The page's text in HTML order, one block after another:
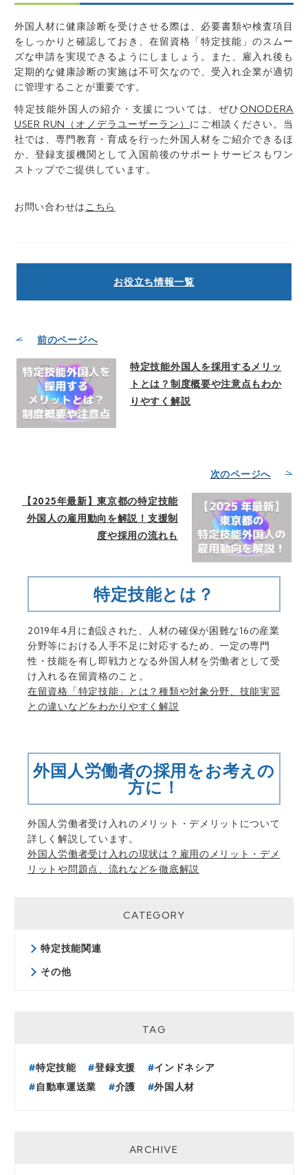
外国人材に健康診断を受けさせる際は、必要書類や検査項目
をしっかりと確認しておき、在留資格「特定技能」のスムー
ズな申請を実現できるようにしましょう。また、雇入れ後も
定期的な健康診断の実施は不可欠なので、受入れ企業が適切
に管理することが重要です。
特定技能外国人の紹介・支援については、ぜひONODERA
USER RUN（オノデラユーザーラン） にご相談ください。当
社では、専門教育・育成を行った外国人材をご紹介できるほ
か、登録支援機関として入国前後のサポートサービスもワン
ストップでご提供しています。
お問い合わせはこちら
お役立ち情報一覧
前のページへ
特定技能外国人を採用するメリッ
トとは？制度概要や注意点もわか
りやすく解説
次のページへ
【2025年最新】東京都の特定技能
外国人の雇用動向を解説！支援制
度や採用の流れも
特定技能とは？
2019年4月に創設された、人材の確保が困難な16の産業
分野等における人手不足に対応するため、一定の専門
性・技能を有し即戦力となる外国人材を労働者として受
け入れる在留資格のこと。
在留資格「特定技能」とは？種類や対象分野、技能実習
との違いなどをわかりやすく解説
外国人労働者の採用をお考えの
方に！
外国人労働者受け入れのメリット・デメリットについて
詳しく解説しています。
外国人労働者受け入れの現状は？雇用のメリット・デメ
リットや問題点、流れなどを徹底解説
CATEGORY
特定技能関連
その他
TAG
特定技能 登録支援
インドネシア
自動車運送業
介護 外国人材
ARCHIVE